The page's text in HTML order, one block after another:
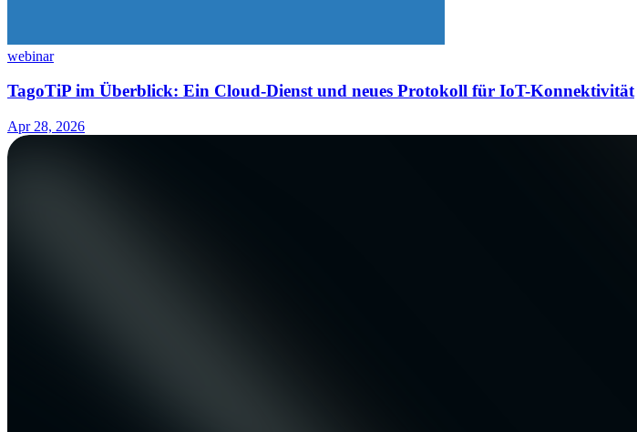
webinar
TagoTiP im Überblick: Ein Cloud-Dienst und neues Protokoll für IoT-Konnektivität
Apr 28, 2026